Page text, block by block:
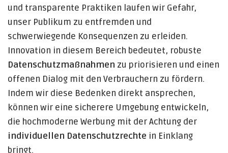
und transparente Praktiken laufen wir Gefahr,
unser Publikum zu entfremden und
schwerwiegende Konsequenzen zu erleiden.
Innovation in diesem Bereich bedeutet, robuste
Datenschutzmaßnahmen zu priorisieren und einen
offenen Dialog mit den Verbrauchern zu fördern.
Indem wir diese Bedenken direkt ansprechen,
können wir eine sicherere Umgebung entwickeln,
die hochmoderne Werbung mit der Achtung der
individuellen Datenschutzrechte in Einklang
bringt.